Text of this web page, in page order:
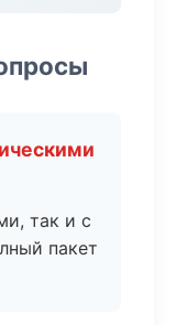
так и с
пакет